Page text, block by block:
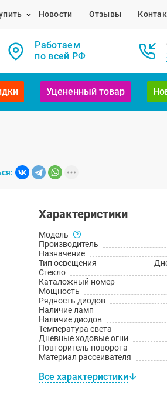
Новости Отзывы
Работаем
по всей РФ
Уцененный товар
Характеристики
Модель
Производитель
Назначение
Тип освещения
Стекло
Каталожный номер
Мощность
Рядность диодов
Наличие ламп
Наличие диодов
Температура света
Дневные ходовые огни
Повторитель поворота
Материал рассеивателя
Все характеристики